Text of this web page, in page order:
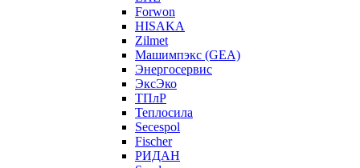
Forwon
HISAKA
Zilmet
Машимпэкс (GEA)
Энергосервис
ЭксЭко
ТПлР
Теплосила
Secespol
Fischer
РИДАН